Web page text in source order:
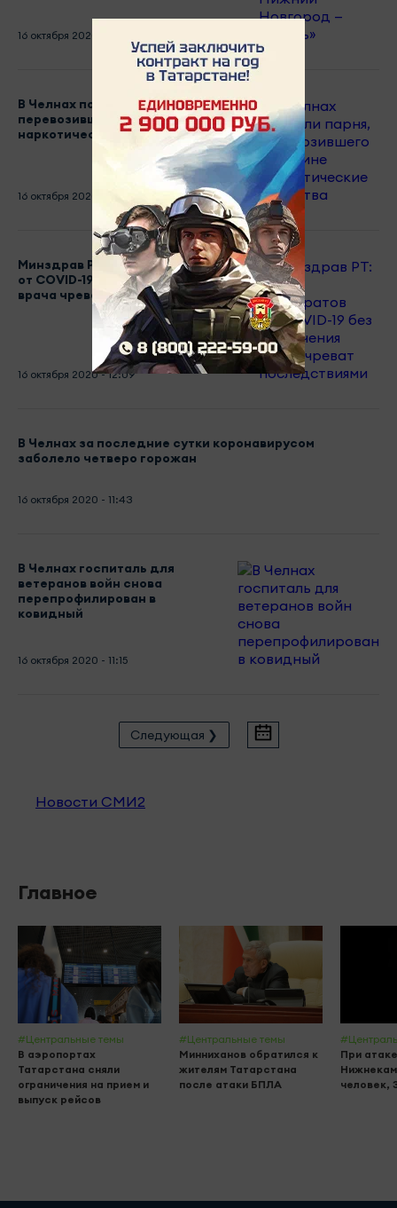
16 октября 2020 - 13:24
В Челнах поймали парня,
перевозившего в машине
наркотические вещества
16 октября 2020 - 13:20
Минздрав РТ: прием препаратов
от COVID-19 без назначения
врача чреват последствиями
16 октября 2020 - 12:09
В Челнах за последние сутки коронавирусом
заболело четверо горожан
16 октября 2020 - 11:43
В Челнах госпиталь для
ветеранов войн снова
перепрофилирован в
ковидный
16 октября 2020 - 11:15
Следующая ❯
Новости СМИ2
Главное
#Центральные темы
В аэропортах
Татарстана сняли
ограничения на прием и
выпуск рейсов
#Центральные темы
Минниханов обратился к
жителям Татарстана
после атаки БПЛА
При
человек,